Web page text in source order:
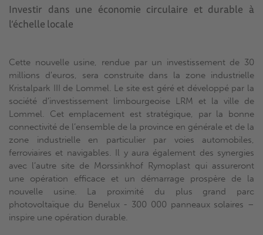
Investir dans une économie circulaire et durable à
l’échelle locale
Cette nouvelle usine, rendue par un investissement de 30
millions d'euros, sera construite dans la zone industrielle
Kristalpark III de Lommel. Le site est géré et développé par la
société d’investissement limbourgeoise LRM et la ville de
Lommel. Cet emplacement est stratégique, par la bonne
connectivité de l’ensemble de la province en générale et de la
zone industrielle en particulier par voies automobiles,
ferroviaires et navigables. Il y aura également des synergies
avec l’autre site de Morssinkhof Rymoplast qui assureront
une opération efficace et un démarrage prospère de la
nouvelle usine. La proximité du plus grand parc
photovoltaïque du Benelux - 300 000 panneaux solaires –
inspire une opération durable.